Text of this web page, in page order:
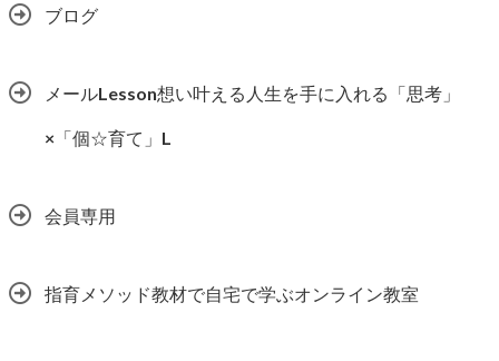
ブログ
メールLesson想い叶える人生を手に入れる「思考」
×「個☆育て」L
会員専用
指育メソッド教材で自宅で学ぶオンライン教室